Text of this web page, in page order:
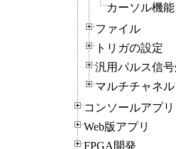
カーソル機能
ファイル
トリガの設定
汎用パルス信
マルチチャネ
コンソールアプリ
Web版アプリ
FPGA開発